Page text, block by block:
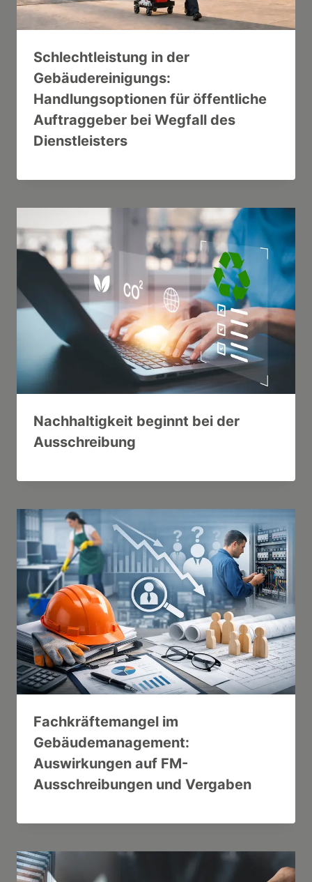
Schlechtleistung in der
Gebäudereinigungs:
Handlungsoptionen für öffentliche
Auftraggeber bei Wegfall des
Dienstleisters
Nachhaltigkeit beginnt bei der
Ausschreibung
Fachkräftemangel im
Gebäudemanagement:
Auswirkungen auf FM-
Ausschreibungen und Vergaben